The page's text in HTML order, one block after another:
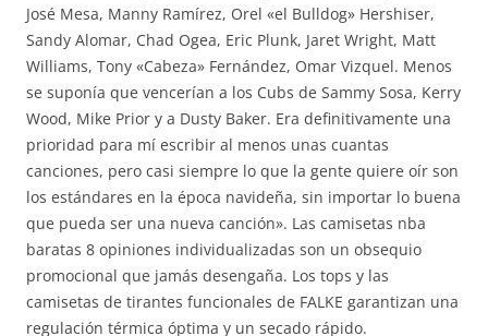
José Mesa, Manny Ramírez, Orel «el Bulldog» Hershiser,
Sandy Alomar, Chad Ogea, Eric Plunk, Jaret Wright, Matt
Williams, Tony «Cabeza» Fernández, Omar Vizquel. Menos
se suponía que vencerían a los Cubs de Sammy Sosa, Kerry
Wood, Mike Prior y a Dusty Baker. Era definitivamente una
prioridad para mí escribir al menos unas cuantas
canciones, pero casi siempre lo que la gente quiere oír son
los estándares en la época navideña, sin importar lo buena
que pueda ser una nueva canción». Las camisetas nba
baratas 8 opiniones individualizadas son un obsequio
promocional que jamás desengaña. Los tops y las
camisetas de tirantes funcionales de FALKE garantizan una
regulación térmica óptima y un secado rápido.